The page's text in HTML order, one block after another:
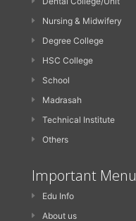
Nursing & Midwifery
Degree College
HSC College
School
Madrasah
Technical Institute
Others
Important Menu
Edu Info
About us